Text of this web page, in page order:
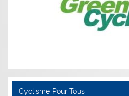
Cyclisme Pour Tous